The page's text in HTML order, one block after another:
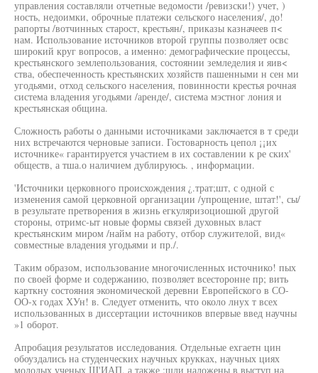
управления составляли отчетные ведомости /ревизски!) учет, )
ность, недоимки, оброчные платежи сельского населения/, до!
рапорты /вотчинных старост, крестьян/, приказы казначеев п<
нам. Использование источников второй группы позволяет освс
широкий круг вопросов, а именно: демографические процессы,
крестьянского землепользования, состоянии земледелия и яив<
ства, обеспеченность крестьянских хозяйств пашенными н сен ми
угодьями, отход сельского населения, повинности крестья рочная
система владения угодьями /аренде/, система мэстног лония и
крестьянская община.
Сложность работы о данными источниками заключается в т среди
них встречаются черновые записи. Гостоварность цепол ¡¡их
источнике« гарантируется участием в их составлении к ре ских'
обществ, а тша.о наличием дублируюсь. , информации.
'Источники церковного происхождения ¿.трат;шт, с одной с
изменения самой церковной организации /упрощение, штат!', сы/
в результате претворения в жизнь егкуляризоциошюй другой
стороны, отримс-ыт новые формы связей духовных власт
крестьянским миром /найм на работу, отбор служителой, вид«
совместные владения угодьями и пр./.
Таким образом, использование многочисленных источнико! пых
по своей форме и содержанию, позволяет всесторонне пр; вить
карткну состояния экономической деревни Европейского в СО-
ОО-х годах ХУн! в. Следует отменить, что около лнух т всех
использованных в диссертации источников впервые введ научны
»1 оборот.
Апробация результатов исследования. Отдельные ехгаетн цин
обоуздались на студенческих научных крукках, научных циях
молодых ученых Ш'ИАП, а также :шли наложены в выступ на